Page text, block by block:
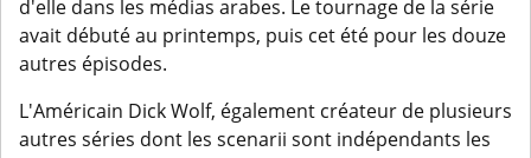
d'elle dans les médias arabes. Le tournage de la série
avait débuté au printemps, puis cet été pour les douze
autres épisodes.
L'Américain Dick Wolf, également créateur de plusieurs
autres séries dont les scenarii sont indépendants les